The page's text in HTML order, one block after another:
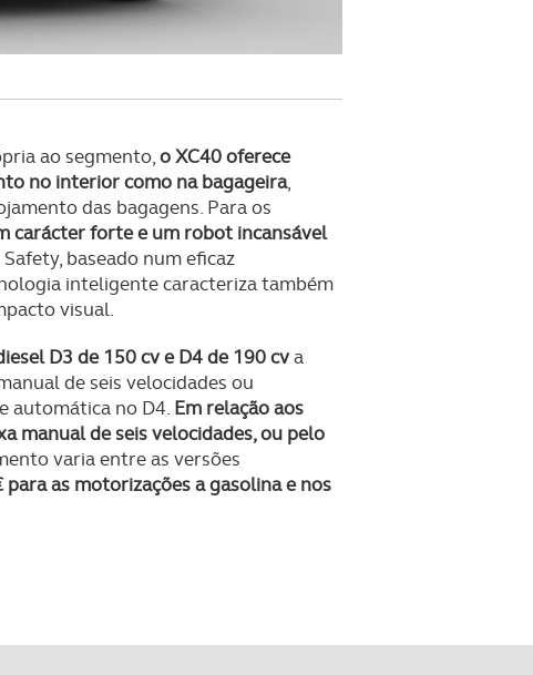
ao segmento,o XC40 oferece
no interior como na bagageira,
das bagagens. Para os
carácter forte e um robot incansável
baseado num eficaz
inteligente caracteriza também
visual.
D3 de 150 cv e D4 de 190 cva
de seis velocidades ou
automática no D4. Em relação aos
manual de seis velocidades, ou pelo
varia entre as versões
para as motorizações a gasolina e nos